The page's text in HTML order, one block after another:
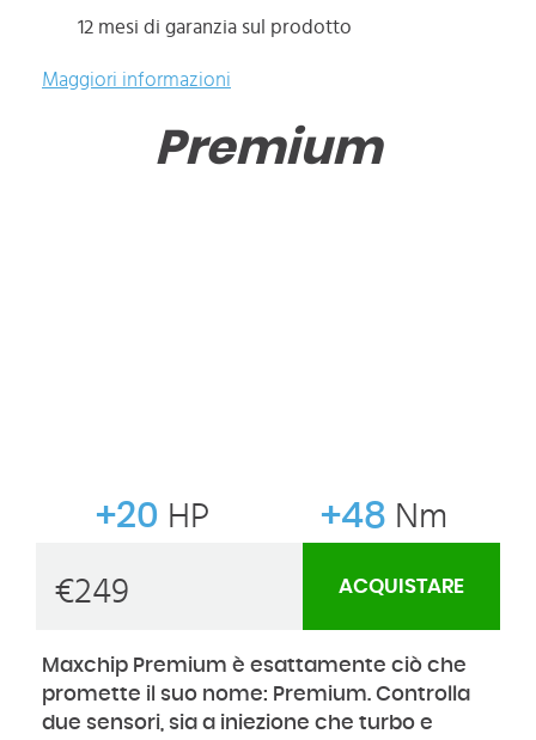
12 mesi di garanzia sul prodotto
Maggiori informazioni
Premium
+20 HP +48 Nm
€249 ACQUISTARE
Maxchip Premium è esattamente ciò che
promette il suo nome: Premium. Controlla
due sensori, sia a iniezione che turbo e